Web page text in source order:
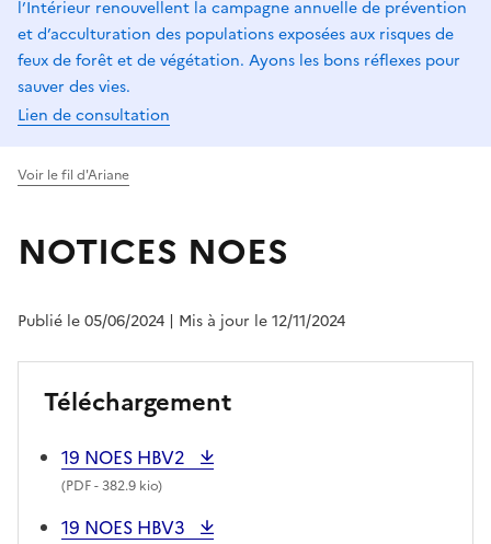
l’Intérieur renouvellent la campagne annuelle de prévention
et d’acculturation des populations exposées aux risques de
feux de forêt et de végétation. Ayons les bons réflexes pour
sauver des vies.
Lien de consultation
Voir le fil d'Ariane
NOTICES NOES
Publié le 05/06/2024 | Mis à jour le 12/11/2024
Téléchargement
19 NOES HBV2
(PDF- 382.9 kio)
19 NOES HBV3